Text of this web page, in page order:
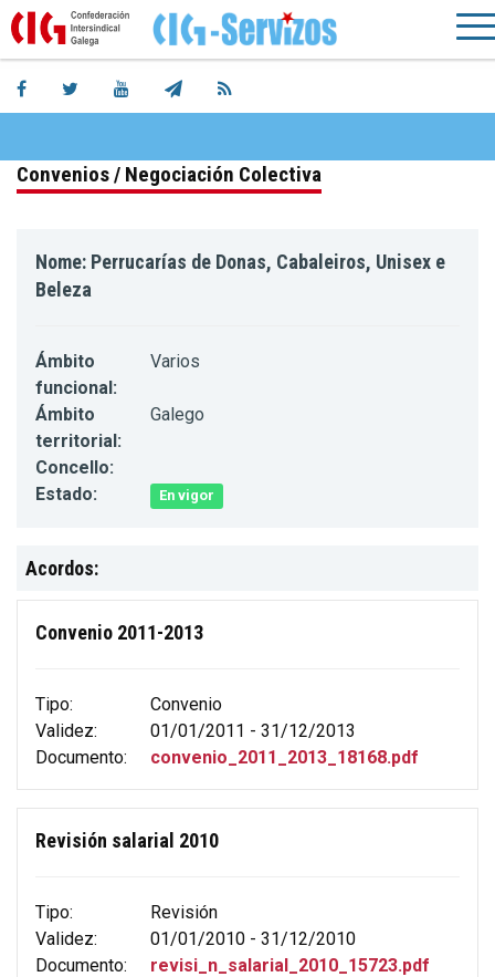
Convenios / Negociación Colectiva
Nome: Perrucarías de Donas, Cabaleiros, Unisex e
Beleza
Ámbito
funcional:
Varios
Ámbito
territorial:
Galego
Concello:
Estado:
En vigor
Acordos:
Convenio 2011-2013
Tipo:
Convenio
Validez:
01/01/2011 - 31/12/2013
Documento:
convenio_2011_2013_18168.pdf
Revisión salarial 2010
Tipo:
Revisión
Validez:
01/01/2010 - 31/12/2010
Documento:
revisi_n_salarial_2010_15723.pdf